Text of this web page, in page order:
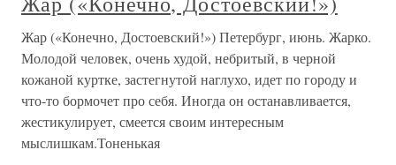
Жар («Конечно, Достоевский!») Петербург, июнь. Жарко.
Молодой человек, очень худой, небритый, в черной
кожаной куртке, застегнутой наглухо, идет по городу и
что-то бормочет про себя. Иногда он останавливается,
жестикулирует, смеется своим интересным
мыслишкам.Тоненькая